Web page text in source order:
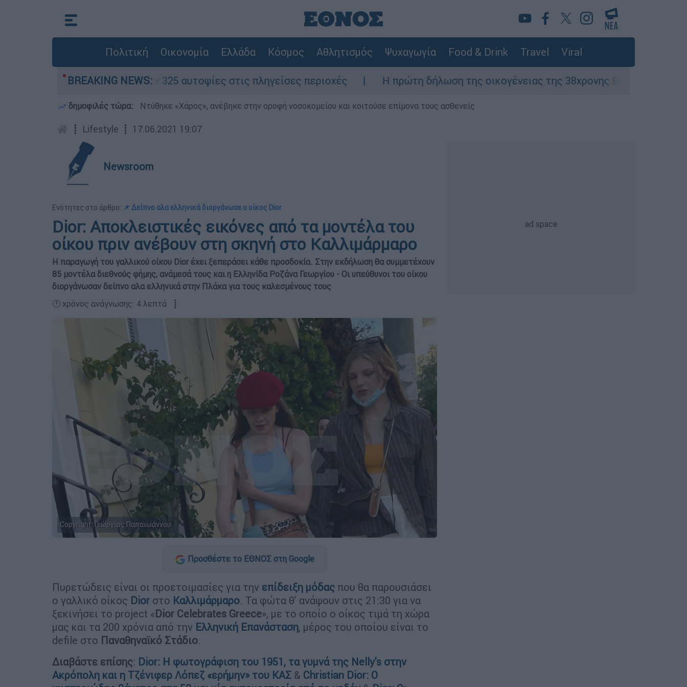
Πολιτική Οικονομία Ελλάδα Κόσμος Αθλητισμός Ψυχαγωγία Food & Drink Travel Viral
BREAKING NEWS:
325 αυτοψίες στις πληγείσες περιοχές Η πρώτη δήλωση της οικογένειας της 38χρονης Βρετανίδας που δολοφονήθηκε
δημοφιλές τώρα: Ντύθηκε «Χάρος», ανέβηκε στην οροφή νοσοκομείου και κοιτούσε επίμονα τους ασθενείς
┋ Lifestyle ┋ 17.06.2021 19:07
Newsroom
Ενότητες στο άρθρο: 📌 Δείπνο αλα ελληνικά διοργάνωσε ο οίκος Dior
Dior: Αποκλειστικές εικόνες από τα μοντέλα του
οίκου πριν ανέβουν στη σκηνή στο Καλλιμάρμαρο
Η παραγωγή του γαλλικού οίκου Dior έχει ξεπεράσει κάθε προσδοκία. Στην εκδήλωση θα συμμετέχουν
85 μοντέλα διεθνούς φήμης, ανάμεσά τους και η Ελληνίδα Ροζάνα Γεωργίου - Οι υπεύθυνοι του οίκου
διοργάνωσαν δείπνο αλα ελληνικά στην Πλάκα για τους καλεσμένους τους
🕛 χρόνος ανάγνωσης: 4 λεπτά ┋
Copyright: Γεώργιος Παπαϊωάννου
Προσθέστε το ΕΘΝΟΣ στη Google
Πυρετώδεις είναι οι προετοιμασίες για την επίδειξη μόδας που θα παρουσιάσει
ο γαλλικό οίκος Dior στο Καλλιμάρμαρο. Τα φώτα θ' ανάψουν στις 21:30 για να
ξεκινήσει το project «Dior Celebrates Greece», με το οποίο ο oίκος τιμά τη χώρα
μας και τα 200 χρόνια από την Ελληνική Επανάσταση, μέρος του οποίου είναι το
defile στο Παναθηναϊκό Στάδιο.
Διαβάστε επίσης: Dior: Η φωτογράφιση του 1951, τα γυμνά της Νelly's στην
Ακρόπολη και η Τζένιφερ Λόπεζ «ερήμην» του ΚΑΣ & Christian Dior: Ο